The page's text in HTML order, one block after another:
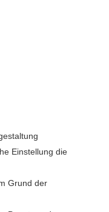
Einstellung die
Grund der